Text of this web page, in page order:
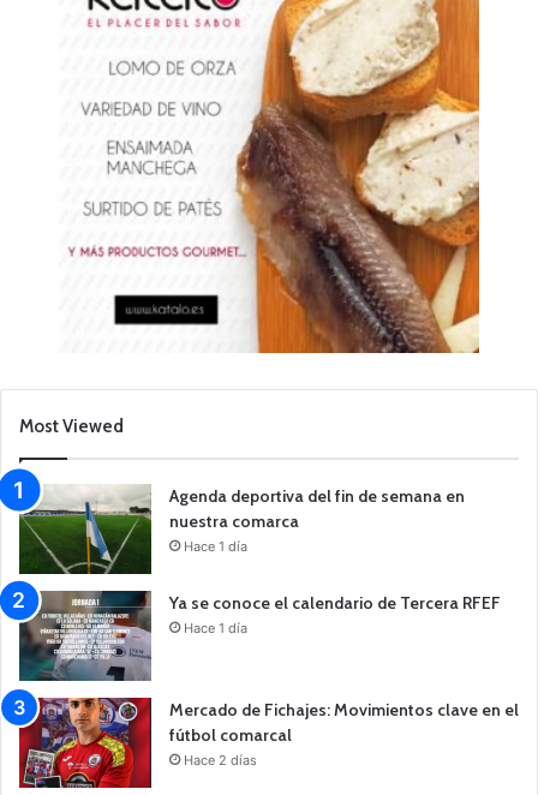
Most Viewed
Agenda deportiva del fin de semana en
nuestra comarca
Hace 1 día
Ya se conoce el calendario de Tercera RFEF
Hace 1 día
Mercado de Fichajes: Movimientos clave en el
fútbol comarcal
Hace 2 días